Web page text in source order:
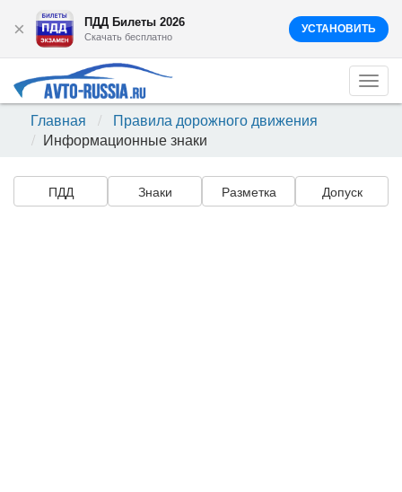
× ПДД Билеты 2026
Скачать бесплатно
УСТАНОВИТЬ
Главная
Правила дорожного движения
Информационные знаки
ПДД Знаки Разметка Допуск